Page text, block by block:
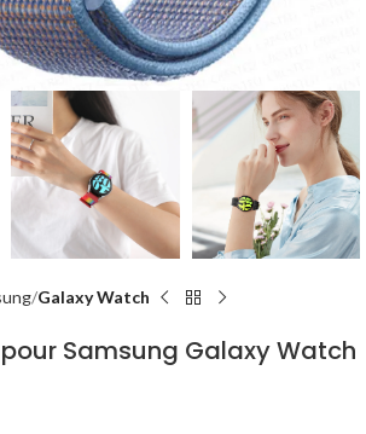
Galaxy Watch
Samsung Galaxy Watch